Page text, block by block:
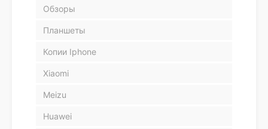
Обзоры
Планшеты
Копии Iphone
Xiaomi
Meizu
Huawei